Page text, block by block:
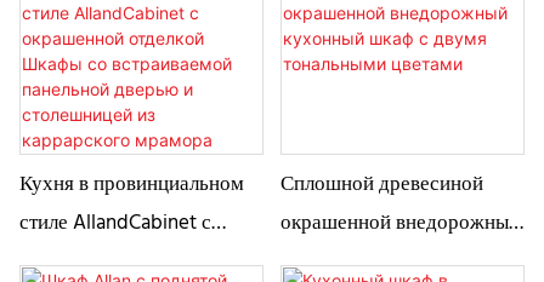
стеклянной дверью
цвета, окрашенный из
массива дерева
Кухня в провинциальном
стиле AllandCabinet с
окрашенной отделкой
Сплошной древесиной
окрашенной внедорожный
кухонный шкаф с двумя